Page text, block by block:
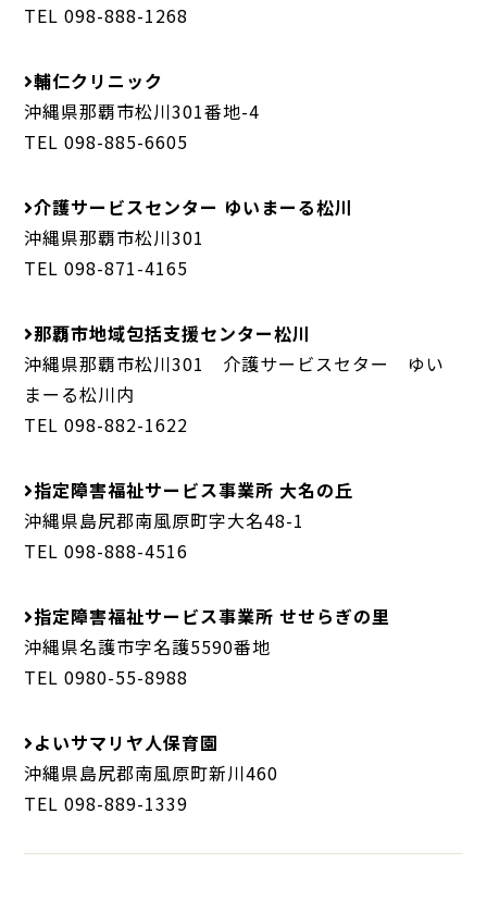
TEL 098-888-1268
輔仁クリニック
沖縄県那覇市松川301番地-4
TEL 098-885-6605
介護サービスセンター ゆいまーる松川
沖縄県那覇市松川301
TEL 098-871-4165
那覇市地域包括支援センター松川
沖縄県那覇市松川301 介護サービスセター ゆい
まーる松川内
TEL 098-882-1622
指定障害福祉サービス事業所 大名の丘
沖縄県島尻郡南風原町字大名48-1
TEL 098-888-4516
指定障害福祉サービス事業所 せせらぎの里
沖縄県名護市字名護5590番地
TEL 0980-55-8988
よいサマリヤ人保育園
沖縄県島尻郡南風原町新川460
TEL 098-889-1339